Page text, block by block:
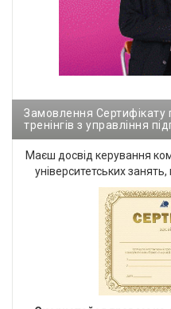
Замовлення Сертифікату
тренінгів з управління
Маєш досвід керування
університетських занять,